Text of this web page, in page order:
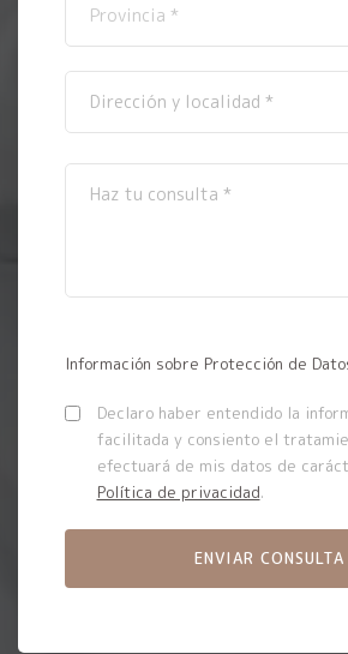
Información sobre Protección de
Declaro haber entendido la
facilitada y consiento el
efectuará de mis datos de
Política de privacidad.